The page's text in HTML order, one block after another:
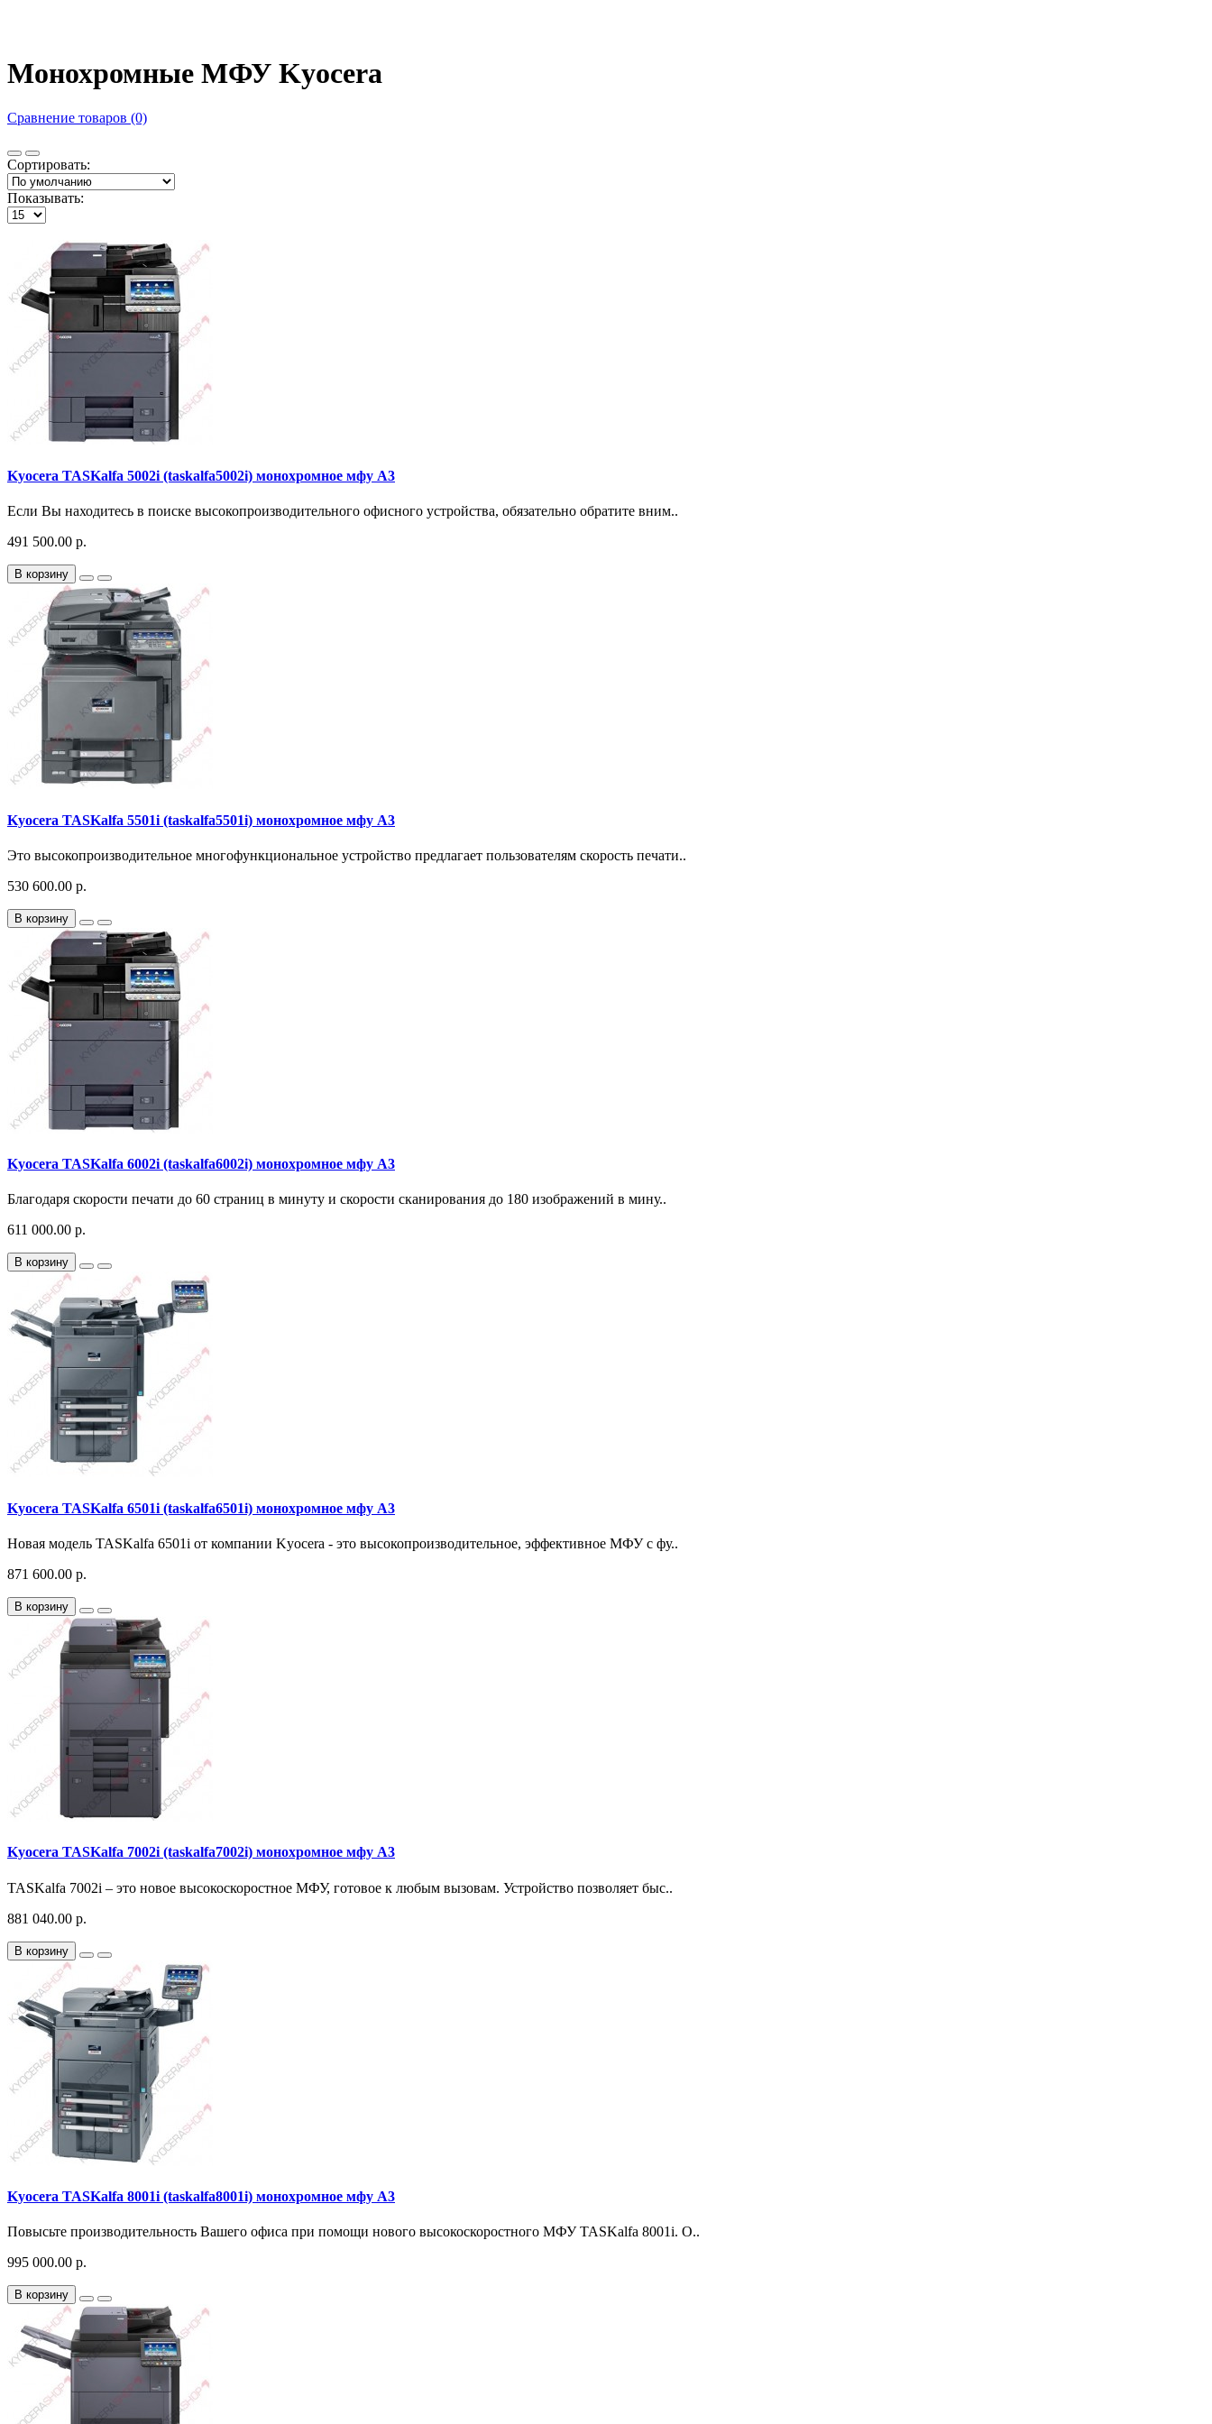
Монохромные МФУ Kyocera
Сравнение товаров (0)
Сортировать:
Показывать:
Kyocera TASKalfa 5002i (taskalfa5002i) монохромное мфу A3
Если Вы находитесь в поиске высокопроизводительного офисного устройства, обязательно обратите вним..
491 500.00 р.
В корзину
Kyocera TASKalfa 5501i (taskalfa5501i) монохромное мфу A3
Это высокопроизводительное многофункциональное устройство предлагает пользователям скорость печати..
530 600.00 р.
В корзину
Kyocera TASKalfa 6002i (taskalfa6002i) монохромное мфу A3
Благодаря скорости печати до 60 страниц в минуту и скорости сканирования до 180 изображений в мину..
611 000.00 р.
В корзину
Kyocera TASKalfa 6501i (taskalfa6501i) монохромное мфу A3
Новая модель TASKalfa 6501i от компании Kyocera - это высокопроизводительное, эффективное МФУ с фу..
871 600.00 р.
В корзину
Kyocera TASKalfa 7002i (taskalfa7002i) монохромное мфу A3
TASKalfa 7002i – это новое высокоскоростное МФУ, готовое к любым вызовам. Устройство позволяет быс..
881 040.00 р.
В корзину
Kyocera TASKalfa 8001i (taskalfa8001i) монохромное мфу A3
Повысьте производительность Вашего офиса при помощи нового высокоскоростного МФУ TASKalfa 8001i. О..
995 000.00 р.
В корзину